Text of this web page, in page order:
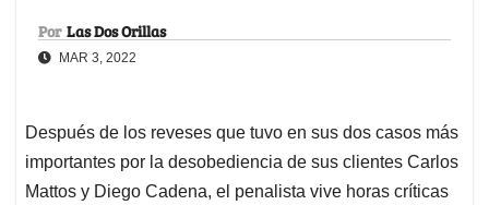
Por Las Dos Orillas
MAR 3, 2022
Después de los reveses que tuvo en sus dos casos más
importantes por la desobediencia de sus clientes Carlos
Mattos y Diego Cadena, el penalista vive horas críticas